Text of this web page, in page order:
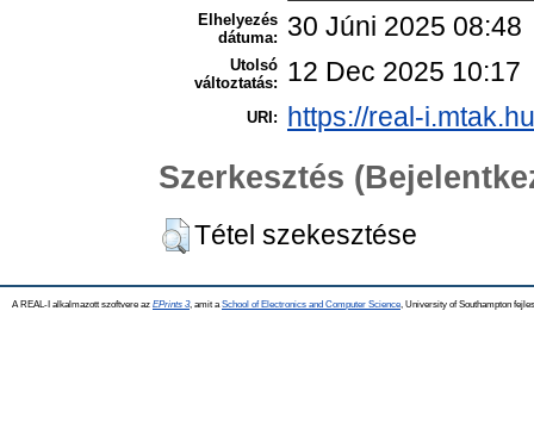
Elhelyezés
dátuma:
30 Júni 2025 08:48
Utolsó
változtatás:
12 Dec 2025 10:17
URI: https://real-
Szerkesztés
Tétel szekesztése
A REAL-I alkalmazott szoftvere az EPrints 3, amit a School of Electronics and Computer Science , University of Southampton